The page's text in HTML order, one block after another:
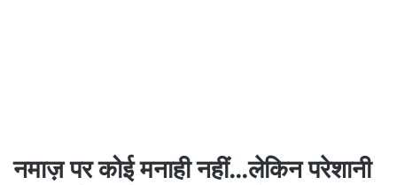
नमाज़ पर कोई मनाही नहीं…लेकिन परेशानी